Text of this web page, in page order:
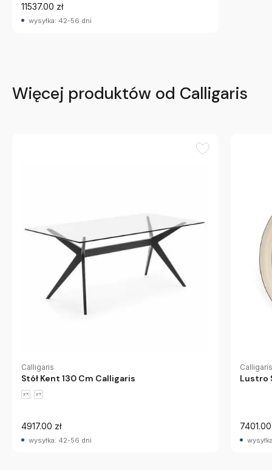
11537.00 zł
wysyłka: 42-56 dni
Więcej produktów od Calligaris
Calligaris
Stół Kent 130 Cm Calligaris
4917.00 zł
wysyłka: 42-56 dni
Calligaris
Lustro
7401.00